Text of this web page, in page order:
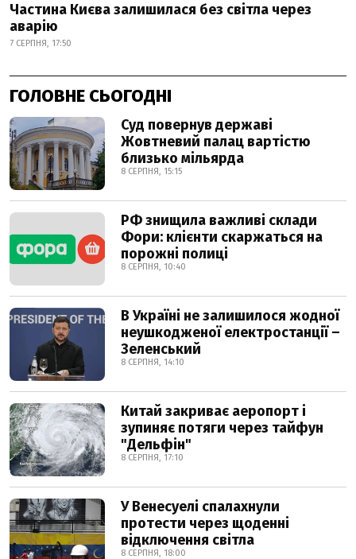
Частина Києва залишилася без світла через
аварію
7 СЕРПНЯ, 17:50
ГОЛОВНЕ СЬОГОДНІ
Суд повернув державі
Жовтневий палац вартістю
близько мільярда
8 СЕРПНЯ, 15:15
РФ знищила важливі склади
Фори: клієнти скаржаться на
порожні полиці
8 СЕРПНЯ, 10:40
В Україні не залишилося жодної
неушкодженої електростанції –
Зеленський
8 СЕРПНЯ, 14:10
Китай закриває аеропорт і
зупиняє потяги через тайфун
"Дельфін"
8 СЕРПНЯ, 17:10
У Венесуелі спалахнули
протести через щоденні
відключення світла
8 СЕРПНЯ, 18:00